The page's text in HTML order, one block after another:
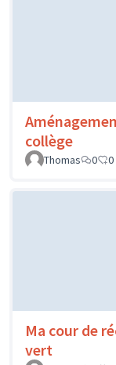
collège
Thomas
0 0
Ma cour de
vert